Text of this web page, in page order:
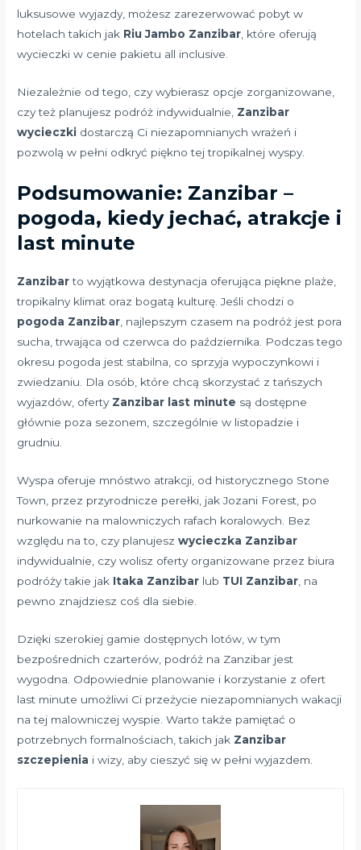
luksusowe wyjazdy, możesz zarezerwować pobyt w
hotelach takich jak Riu Jambo Zanzibar, które oferują
wycieczki w cenie pakietu all inclusive.
Niezależnie od tego, czy wybierasz opcje zorganizowane,
czy też planujesz podróż indywidualnie, Zanzibar
wycieczki dostarczą Ci niezapomnianych wrażeń i
pozwolą w pełni odkryć piękno tej tropikalnej wyspy.
Podsumowanie: Zanzibar –
pogoda, kiedy jechać, atrakcje i
last minute
Zanzibarto wyjątkowa destynacja oferująca piękne plaże,
tropikalny klimat oraz bogatą kulturę. Jeśli chodzi o
pogoda Zanzibar , najlepszym czasem na podróż jest pora
sucha, trwająca od czerwca do października. Podczas tego
okresu pogoda jest stabilna, co sprzyja wypoczynkowi i
zwiedzaniu. Dla osób, które chcą skorzystać z tańszych
wyjazdów, oferty Zanzibar last minute są dostępne
głównie poza sezonem, szczególnie w listopadzie i
grudniu.
Wyspa oferuje mnóstwo atrakcji, od historycznego Stone
Town, przez przyrodnicze perełki, jak Jozani Forest, po
nurkowanie na malowniczych rafach koralowych. Bez
względu na to, czy planujeszwycieczka Zanzibar
indywidualnie, czy wolisz oferty organizowane przez biura
podróży takie jak Itaka Zanzibar lub TUI Zanzibar , na
pewno znajdziesz coś dla siebie.
Dzięki szerokiej gamie dostępnych lotów, w tym
bezpośrednich czarterów, podróż na Zanzibar jest
wygodna. Odpowiednie planowanie i korzystanie z ofert
last minute umożliwi Ci przeżycie niezapomnianych wakacji
na tej malowniczej wyspie. Warto także pamiętać o
potrzebnych formalnościach, takich jak Zanzibar
szczepienia i wizy, aby cieszyć się w pełni wyjazdem.